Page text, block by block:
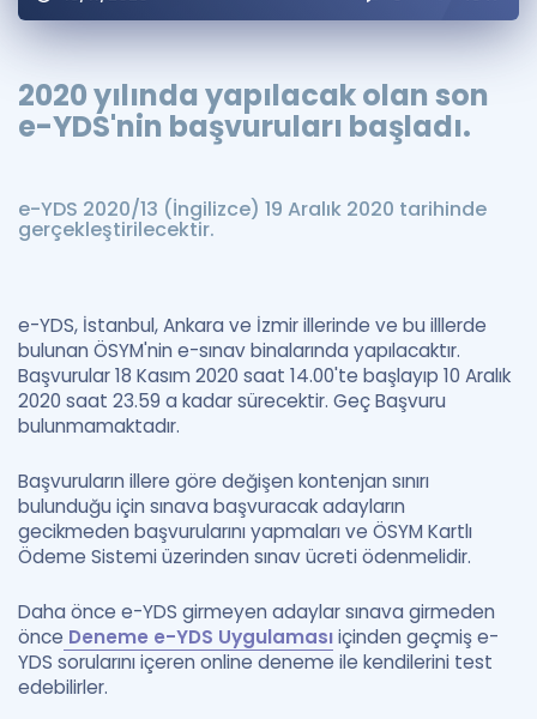
Puan Hesaplama
ÖSYM Sınav Takvimi
Blog
2020 yılında yapılacak olan son
e-YDS'nin başvuruları başladı.
e-YDS 2020/13 (İngilizce) 19 Aralık 2020 tarihinde
gerçekleştirilecektir.
e-YDS, İstanbul, Ankara ve İzmir illerinde ve bu illlerde
bulunan ÖSYM'nin e-sınav binalarında yapılacaktır.
Başvurular 18 Kasım 2020 saat 14.00'te başlayıp 10 Aralık
2020 saat 23.59 a kadar sürecektir. Geç Başvuru
bulunmamaktadır.
Başvuruların illere göre değişen kontenjan sınırı
bulunduğu için sınava başvuracak adayların
gecikmeden başvurularını yapmaları ve ÖSYM Kartlı
Ödeme Sistemi üzerinden sınav ücreti ödenmelidir.
Daha önce e-YDS girmeyen adaylar sınava girmeden
önce Deneme e-YDS Uygulamasıiçinden geçmiş e-
YDS sorularını içeren online deneme ile kendilerini test
edebilirler.